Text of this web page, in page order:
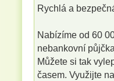
Rychlá a
Nabízíme od 60
nebankovní
Můžete si tak
časem. Využijte